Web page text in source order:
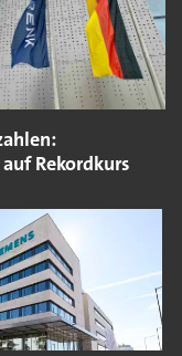
Rekordkurs